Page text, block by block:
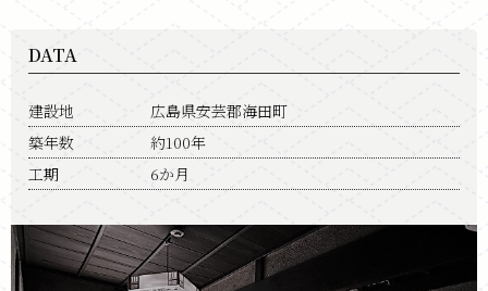
DATA
建設地
広島県安芸郡海田町
築年数
約100年
工期
6か月